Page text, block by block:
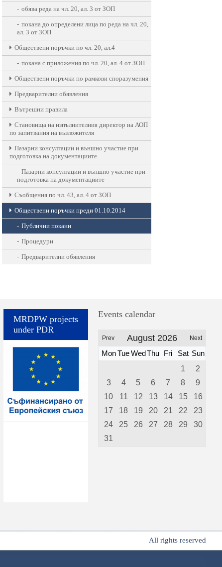
обява реда на чл. 20, ал. 3 от ЗОП
покана до определени лица по реда на чл. 20,
ал. 3 от ЗОП
Oбществени поръчки по чл. 20, ал.4
покана с приложения по чл. 20, ал. 4 от ЗОП
Обществени поръчки по рамкови споразумения
Предварителни обявления
Вътрешни правила
Становища на изпълнителния директор на АОП
по запитвания на възложителя
Пазарни консултации и външно участие при
подготовка на документациите
Пазарни консултации и външно участие при
подготовка на документациите
Съобщения по чл. 43, ал. 4 от ЗОП
Обществени поръчки преди 01.10.2014
Публични покани
Процедури
Предварителни обявления
MRDPW projects
under PDR
Events calendar
Prev August 2026 Next
Mon TueWedThu Fri Sat Sun
1
2
3
4 5 6 7 8
9
10
11 12 13 14 15
16
17
18 19 20 21 22
23
24
25 26 27 28 29
30
31
All rights reserved